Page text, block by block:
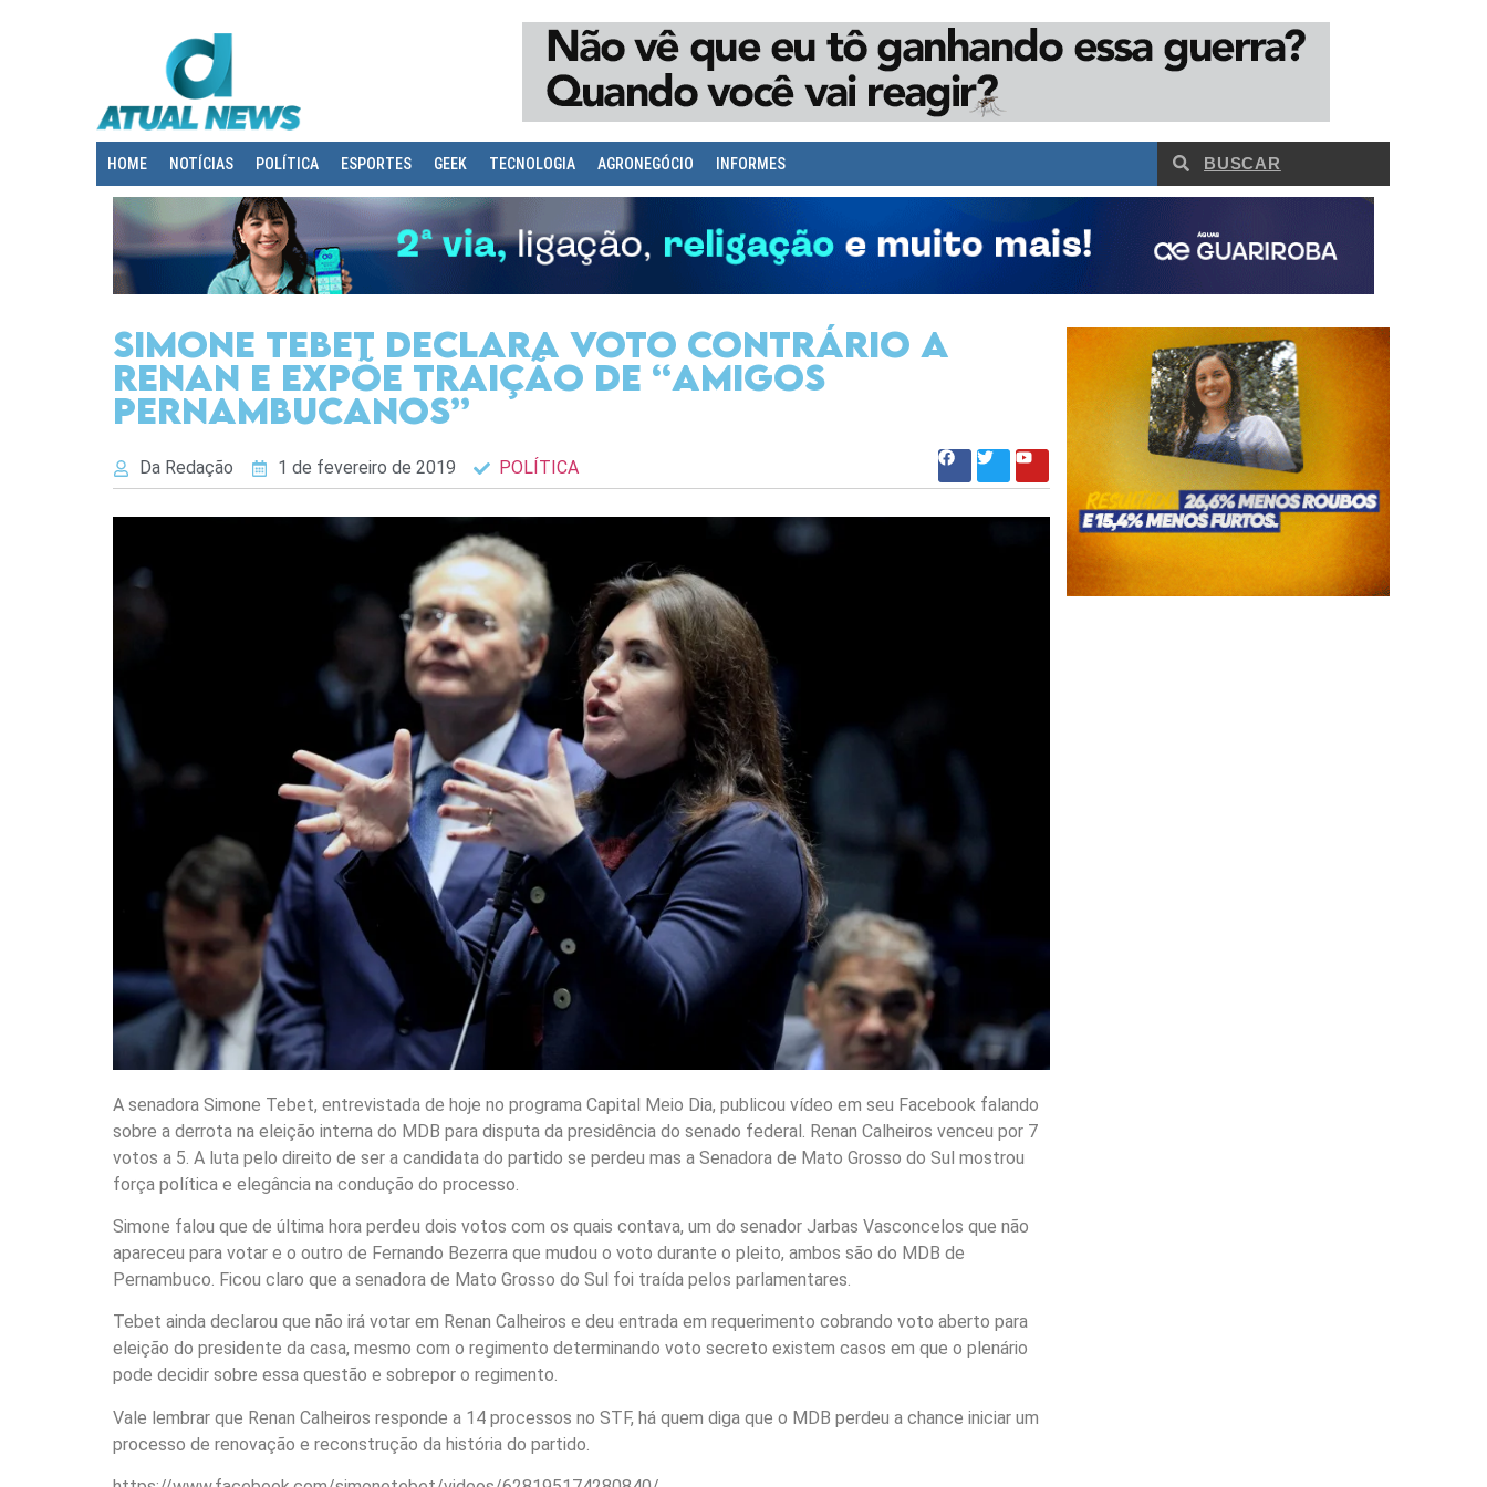
HOME NOTÍCIAS POLÍTICA ESPORTES GEEK TECNOLOGIA AGRONEGÓCIO INFORMES
Simone Tebet declara voto contrário a
Renan e expõe traição de “Amigos
Pernambucanos”
Da Redação 1 de fevereiro de 2019 POLÍTICA
A senadora Simone Tebet, entrevistada de hoje no programa Capital Meio Dia, publicou vídeo em seu Facebook falando
sobre a derrota na eleição interna do MDB para disputa da presidência do senado federal. Renan Calheiros venceu por 7
votos a 5. A luta pelo direito de ser a candidata do partido se perdeu mas a Senadora de Mato Grosso do Sul mostrou
força política e elegância na condução do processo.
Simone falou que de última hora perdeu dois votos com os quais contava, um do senador Jarbas Vasconcelos que não
apareceu para votar e o outro de Fernando Bezerra que mudou o voto durante o pleito, ambos são do MDB de
Pernambuco. Ficou claro que a senadora de Mato Grosso do Sul foi traída pelos parlamentares.
Tebet ainda declarou que não irá votar em Renan Calheiros e deu entrada em requerimento cobrando voto aberto para
eleição do presidente da casa, mesmo com o regimento determinando voto secreto existem casos em que o plenário
pode decidir sobre essa questão e sobrepor o regimento.
Vale lembrar que Renan Calheiros responde a 14 processos no STF, há quem diga que o MDB perdeu a chance iniciar um
processo de renovação e reconstrução da história do partido.